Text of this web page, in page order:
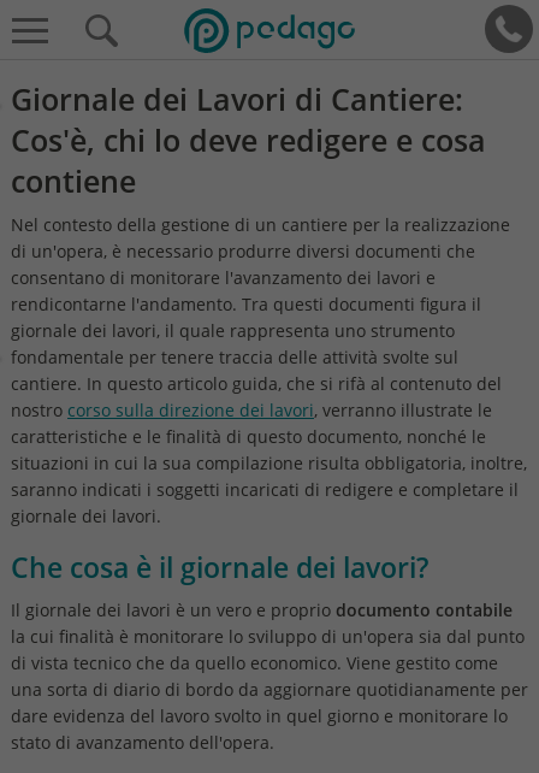
Giornale dei Lavori di Cantiere:
Cos'è, chi lo deve redigere e cosa
contiene
Nel contesto della gestione di un cantiere per la realizzazione
di un'opera, è necessario produrre diversi documenti che
consentano di monitorare l'avanzamento dei lavori e
rendicontarne l'andamento. Tra questi documenti figura il
giornale dei lavori, il quale rappresenta uno strumento
fondamentale per tenere traccia delle attività svolte sul
cantiere. In questo articolo guida, che si rifà al contenuto del
nostro corso sulla direzione dei lavori, verranno illustrate le
caratteristiche e le finalità di questo documento, nonché le
situazioni in cui la sua compilazione risulta obbligatoria, inoltre,
saranno indicati i soggetti incaricati di redigere e completare il
giornale dei lavori.
Che cosa è il giornale dei lavori?
Il giornale dei lavori è un vero e proprio documento contabile
la cui finalità è monitorare lo sviluppo di un'opera sia dal punto
di vista tecnico che da quello economico. Viene gestito come
una sorta di diario di bordo da aggiornare quotidianamente per
dare evidenza del lavoro svolto in quel giorno e monitorare lo
stato di avanzamento dell'opera.